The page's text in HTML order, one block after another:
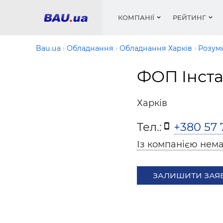
КОМПАНІЇ
Вікна
Фарби,
РЕЙТИНГ
Медіа
Труби,
Bau.ua Обладнання Обладнання Харків
ФОП
Харків
Тел.: +380 57
Із компанією
ЗАЛИШИТИ